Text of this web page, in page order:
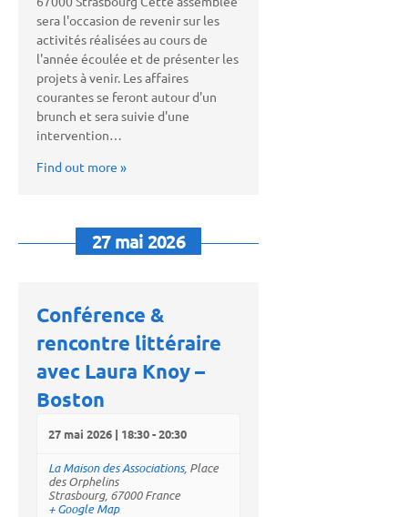
sera l'occasion de revenir sur les
activités réalisées au cours de
l'année écoulée et de présenter les
projets à venir. Les affaires
courantes se feront autour d'un
brunch et sera suivie d'une
intervention…
Find out more »
27 mai 2026
Conférence &
rencontre littéraire
avec Laura Knoy –
Boston
27 mai 2026 | 18:30-20:30
La Maison des Associations, Place
des Orphelins
Strasbourg, 67000 France
+ Google Map